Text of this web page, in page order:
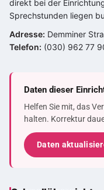
direkt bei der
Sprechstunden liegen
Adresse: Demminer
Telefon: (030) 962 77
Daten dieser
Helfen Sie mit, das
halten. Korrektur
Daten